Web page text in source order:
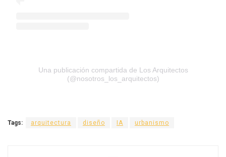
Una publicación compartida de Los Arquitectos
(@nosotros_los_arquitectos)
Tags: arquitectura diseño IA urbanismo